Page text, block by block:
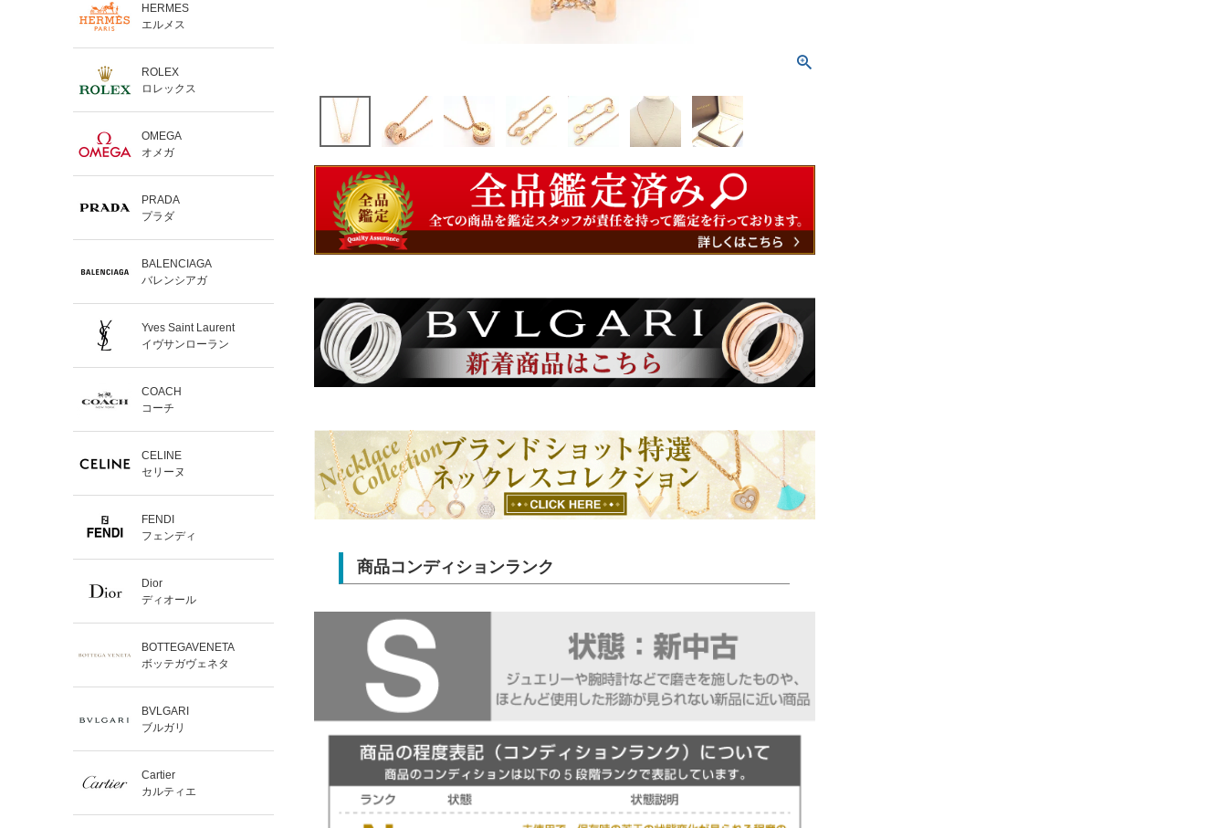
HERMES
エルメス
ROLEX
ロレックス
OMEGA
オメガ
PRADA
プラダ
BALENCIAGA
バレンシアガ
Yves Saint Laurent
イヴサンローラン
COACH
コーチ
CELINE
セリーヌ
FENDI
フェンディ
Dior
ディオール
BOTTEGAVENETA
ボッテガヴェネタ
BVLGARI
ブルガリ
Cartier
カルティエ
商品コンディションランク